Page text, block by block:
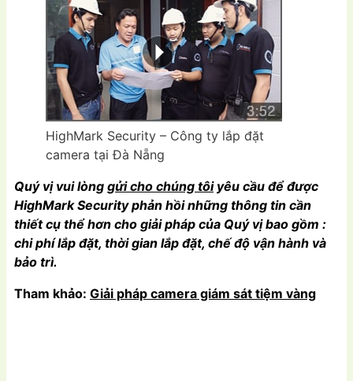
HighMark Security – Công ty lắp đặt
camera tại Đà Nẵng
Quý vị vui lòng gửi cho chúng tôiyêu cầu để được
HighMark Securityphản hồi những thông tin cần
thiết cụ thể hơn cho giải pháp của Quý vị bao gồm :
chi phí lắp đặt, thời gian lắp đặt, chế độ vận hành và
bảo trì.
Tham khảo: Giải pháp camera giám sát tiệm vàng